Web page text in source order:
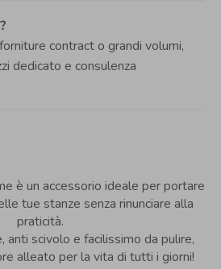
contract o grandi volumi,
dedicato e consulenza
è un accessorio ideale per portare
tue stanze senza rinunciare alla
praticità.
anti scivolo e facilissimo da pulire,
alleato per la vita di tutti i giorni!